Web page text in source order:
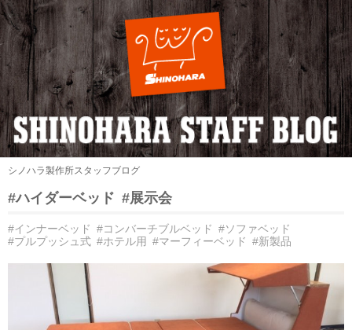
シノハラ製作所スタッフブログ
#ハイダーベッド #展示会
#インナーベッド #コンバーチブルベッド #ソファベッド
#プルプッシュ式 #ホテル用 #マーフィーベッド #新製品